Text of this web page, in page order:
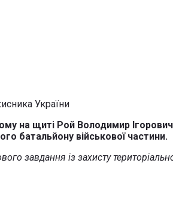
на щиті Рой Володимир
батальйону військової частини.
завдання із захисту